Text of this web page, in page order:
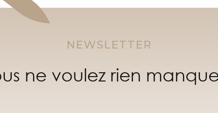
NEWSLETTER
ne voulez rien